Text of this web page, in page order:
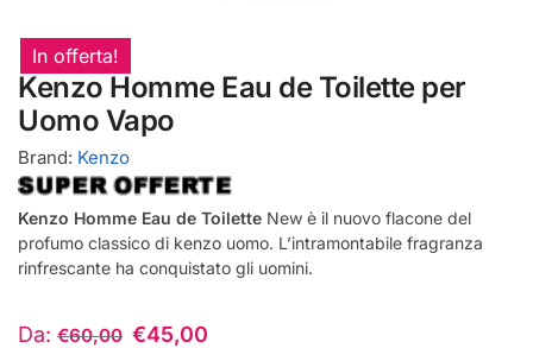
In offerta!
Kenzo Homme Eau de Toilette per
Uomo Vapo
Brand: Kenzo
Kenzo Homme Eau de Toilette New è il nuovo flacone del
profumo classico di kenzo uomo. L’intramontabile fragranza
rinfrescante ha conquistato gli uomini.
Da: €60,00 €45,00